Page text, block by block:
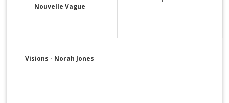
Nouvelle Vague
Visions - Norah Jones